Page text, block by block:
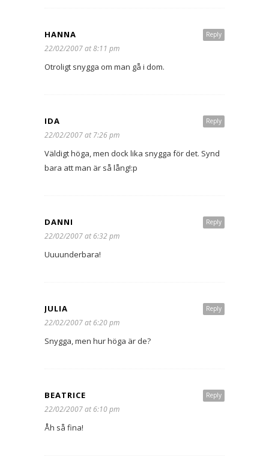
Reply
HANNA
22/02/2007 at 8:11 pm
Otroligt snygga om man gå i dom.
Reply
IDA
22/02/2007 at 7:26 pm
Väldigt höga, men dock lika snygga för det. Synd
bara att man är så lång!:p
Reply
DANNI
22/02/2007 at 6:32 pm
Uuuunderbara!
Reply
JULIA
22/02/2007 at 6:20 pm
Snygga, men hur höga är de?
Reply
BEATRICE
22/02/2007 at 6:10 pm
Åh så fina!